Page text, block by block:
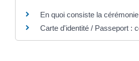
En quoi consiste la
Carte d'identité / Passeport :